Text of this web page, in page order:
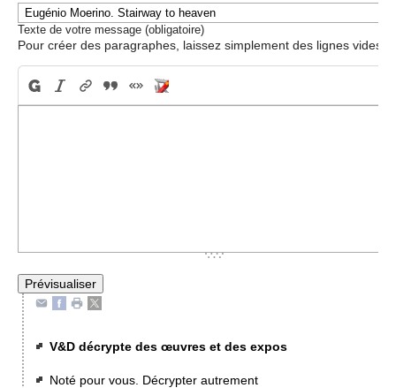
Texte de votre message (obligatoire)
Pour créer des paragraphes, laissez simplement des lignes vides.
V&D décrypte des œuvres et des expos
Noté pour vous. Décrypter autrement